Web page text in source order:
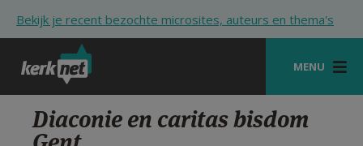
Bekijk je recent bezochte microsites, auteurs en thema's
MENU
STARTPAGINA
Diaconie en caritas bisdom